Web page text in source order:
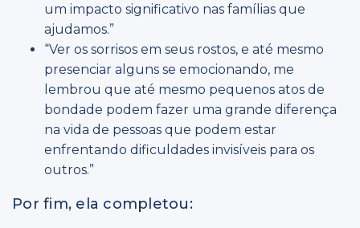
um impacto significativo nas famílias que
ajudamos.”
“Ver os sorrisos em seus rostos, e até mesmo
presenciar alguns se emocionando, me
lembrou que até mesmo pequenos atos de
bondade podem fazer uma grande diferença
na vida de pessoas que podem estar
enfrentando dificuldades invisíveis para os
outros.”
Por fim, ela completou: